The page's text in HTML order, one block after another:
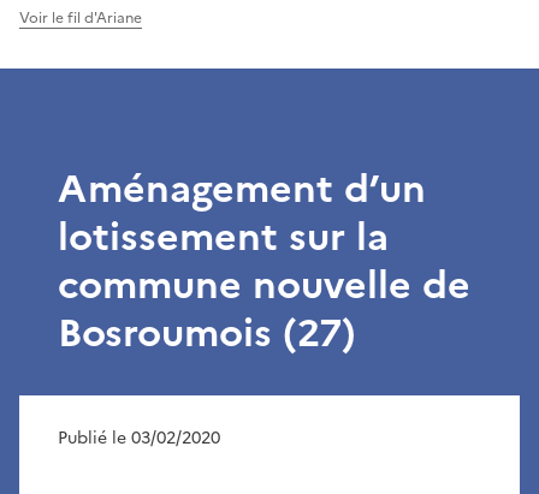
Voir le fil d'Ariane
Aménagement d’un
lotissement sur la
commune nouvelle de
Bosroumois (27)
Publié le 03/02/2020